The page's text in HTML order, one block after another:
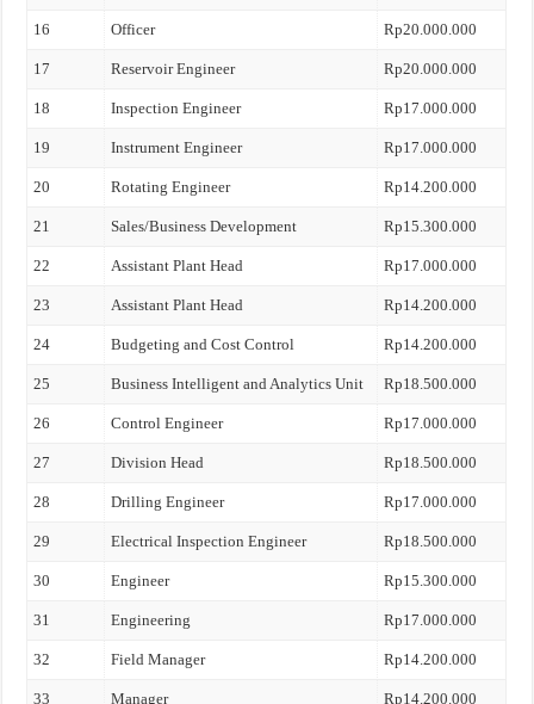
16 Officer Rp20.000.000
17 Reservoir Engineer Rp20.000.000
18 Inspection Engineer Rp17.000.000
19 Instrument Engineer Rp17.000.000
20 Rotating Engineer Rp14.200.000
21 Sales/Business Development Rp15.300.000
22 Assistant Plant Head Rp17.000.000
23 Assistant Plant Head Rp14.200.000
24 Budgeting and Cost Control Rp14.200.000
25 Business Intelligent and Analytics Unit Rp18.500.000
26 Control Engineer Rp17.000.000
27 Division Head Rp18.500.000
28 Drilling Engineer Rp17.000.000
29 Electrical Inspection Engineer Rp18.500.000
30 Engineer Rp15.300.000
31 Engineering Rp17.000.000
32 Field Manager Rp14.200.000
33 Manager Rp14.200.000